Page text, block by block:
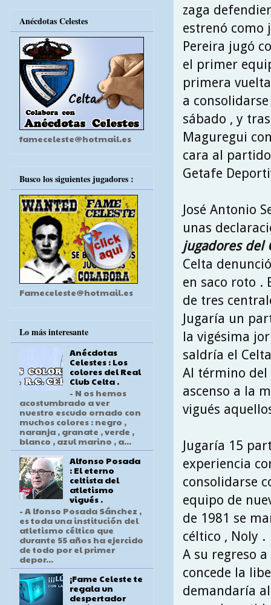
zaga
estrenó como
Pereira jugó
el primer
primera
a
sábado , y
Maguregui
cara al
Getafe
José Antonio
unas
jugadores del
Celta
en saco roto .
de tres
Jugaría un
la vigésima
saldría el
Al término del
ascenso a la
vigués
Jugaría 15
experiencia
consolidarse
equipo de
de 1981 se
céltico , Noly .
A su regreso
concede la
demandaría
Anécdotas Celestes
fameceleste@hotmail.es
Busco los siguientes jugadores :
Fameceleste@hotmail.es
Lo más interesante
Anécdotas
Celestes : Los
colores del Real
Club Celta .
- N os hemos
acostumbrado a ver
nuestro escudo ornado con
muchos colores : negro ,
naranja , granate , verde ,
blanco , azul marino , a...
Alfonso Posada
: El eterno
celtista del
atletismo
vigués .
- A lfonso Posada Sánchez ,
es toda una institución del
atletismo céltico que
durante 55 años ha ejercido
de todo por el primer
depor...
¡Fame Celeste te
regala un
despertador